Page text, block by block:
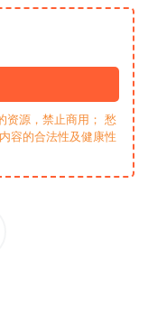
资源，禁止商用； 愁
容的合法性及健康性